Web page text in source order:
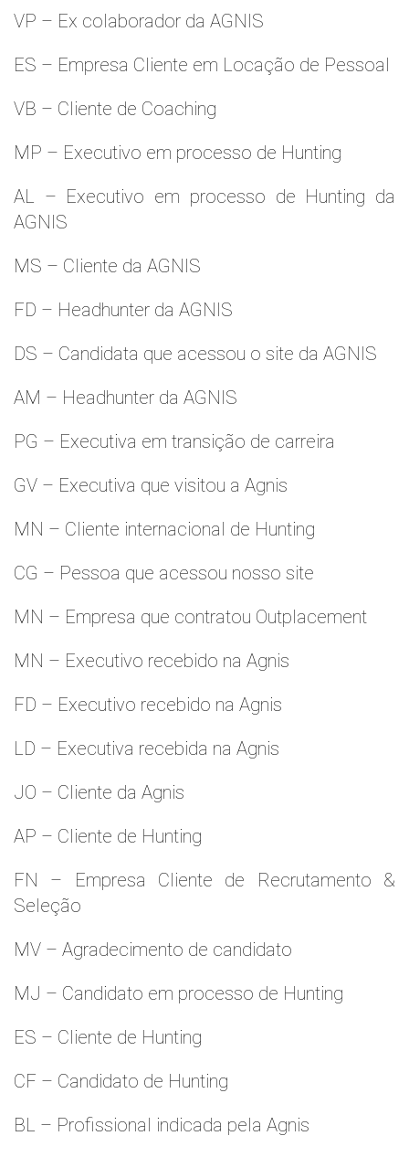
VP – Ex colaborador da AGNIS
ES – Empresa Cliente em Locação de Pessoal
VB – Cliente de Coaching
MP – Executivo em processo de Hunting
AL – Executivo em processo de Hunting da
AGNIS
MS – Cliente da AGNIS
FD – Headhunter da AGNIS
DS – Candidata que acessou o site da AGNIS
AM – Headhunter da AGNIS
PG – Executiva em transição de carreira
GV – Executiva que visitou a Agnis
MN – Cliente internacional de Hunting
CG – Pessoa que acessou nosso site
MN – Empresa que contratou Outplacement
MN – Executivo recebido na Agnis
FD – Executivo recebido na Agnis
LD – Executiva recebida na Agnis
JO – Cliente da Agnis
AP – Cliente de Hunting
FN – Empresa Cliente de Recrutamento &
Seleção
MV – Agradecimento de candidato
MJ – Candidato em processo de Hunting
ES – Cliente de Hunting
CF – Candidato de Hunting
BL – Profissional indicada pela Agnis